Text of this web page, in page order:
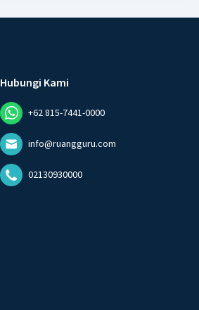
Hubungi Kami
+62 815-7441-0000
info@ruangguru.com
02130930000